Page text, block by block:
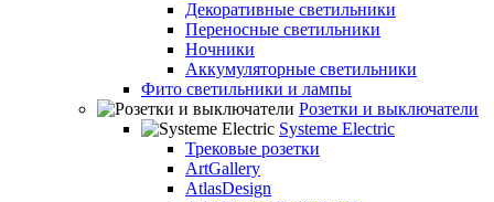
Декоративные светильники
Переносные светильники
Ночники
Аккумуляторные светильники
Фито светильники и лампы
Розетки и выключатели
Systeme Electric
Трековые розетки
ArtGallery
AtlasDesign